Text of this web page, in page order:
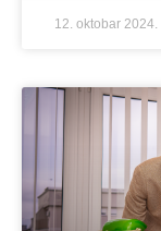
12. oktobar 2024.